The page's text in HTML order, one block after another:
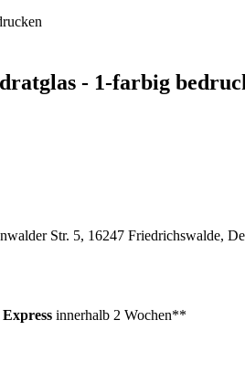
- 1-farbig
Str. 5, 16247 Friedrichswalde,
Express innerhalb 2 Wochen**